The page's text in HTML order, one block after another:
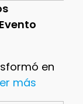
en
más